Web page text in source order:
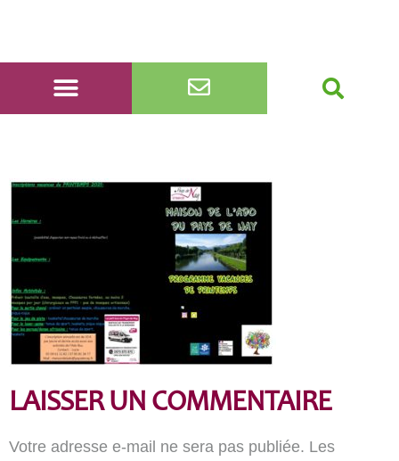
LAISSER UN COMMENTAIRE
Votre adresse e-mail ne sera pas publiée. Les